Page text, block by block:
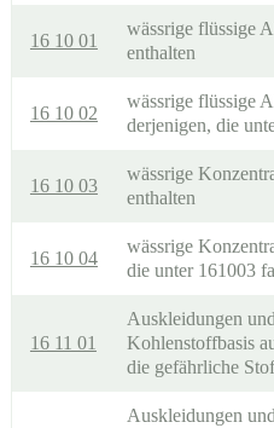
16 10 01
wässrige flüssige
enthalten
16 10 02
wässrige flüssige
derjenigen, die
16 10 03
wässrige
enthalten
16 10 04
wässrige
die unter 161003
16 11 01
Auskleidungen
Kohlenstoffbasis
die gefährliche
Auskleidungen